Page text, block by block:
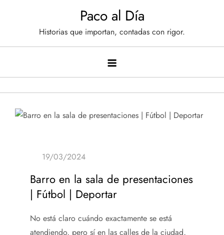
Paco al Día
Historias que importan, contadas con rigor.
Barro en la sala de presentaciones
| Fútbol | Deportar
No está claro cuándo exactamente se está
atendiendo, pero sí en las calles de la ciudad,